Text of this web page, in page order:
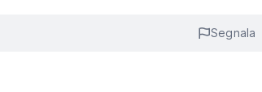
Segnala